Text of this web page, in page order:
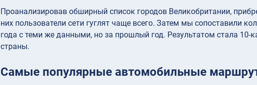
Проанализировав обширный список городов Великобритании,
них пользователи сети гуглят чаще всего. Затем мы сопоставили
года с теми же данными, но за прошлый год. Результатом стала
страны.
Самые популярные автомобильные